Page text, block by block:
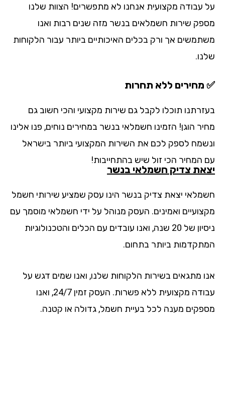
עבודה מקצועית אנחנו לא מתפשרים! הצוות שלנו
שירות חשמלאים בנשר מזה שנים רבות ואנו
אך ורק בכלים האיכותיים ביותר עבור הלקוחות
מחירים ללא תחרות
תוכלו לקבל גם שירות מקצועי והכי חשוב גם
הוגן! הזמינו חשמלאי בנשר במחירים נוחים, פנו אלינו
לספק לכם את השירות המקצועי ביותר בישראל
המחיר הכי זול שיש בהתחייבות!
צדיק חשמלאי בנשר
יצאת צדיק בנשר הינו עסק שמציע שירותי חשמל
ואמינים. העסק מנוהל על ידי חשמלאי מוסמך עם
ניסיון של 20 שנה, ואנו עובדים עם הכלים והטכנולוגיות
ביותר בתחום.
מתגאים בשירות הלקוחות שלנו, ואנו שמים דגש על
עבודה מקצועית ללא פשרות. העסק זמין 24/7, ואנו
מענה לכל בעיית חשמל, גדולה או קטנה.